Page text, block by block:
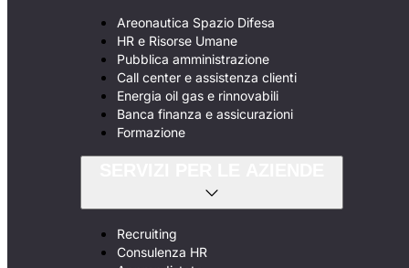
Areonautica Spazio Difesa
HR e Risorse Umane
Pubblica amministrazione
Call center e assistenza clienti
Energia oil gas e rinnovabili
Banca finanza e assicurazioni
Formazione
Recruiting
Consulenza HR